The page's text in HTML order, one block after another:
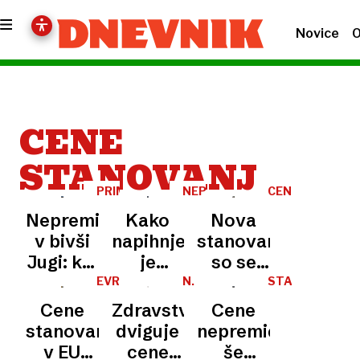
Novice
CENE
STANOVANJ
PRIMERJAVA
Nepremičnine
v bivši
Jugi: kje
so
najdražje,
kje
najcenejše
NEPREMIČNINE
Kako
napihnjen
je
balon?
V
Ljubljani
kvadrat
CENE
Nova
stanovanja
so se
pocenile,
rabljena
podražili
EVROPSKA
Cene
stanovanj
v EU
N.
Zdravstvo
dviguje
cene
STATISTIČNI
Cene
nepremičnin
še